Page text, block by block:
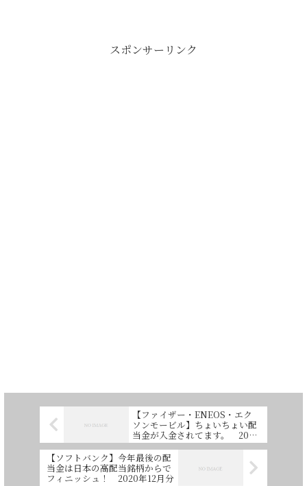
スポンサーリンク
【ファイザー・ENEOS・エク
ソンモービル】ちょいちょい配
当金が入金されてます。 2020
年12月分
【ソフトバンク】今年最後の配
当金は日本の高配当銘柄からで
フィニッシュ！ 2020年12月分